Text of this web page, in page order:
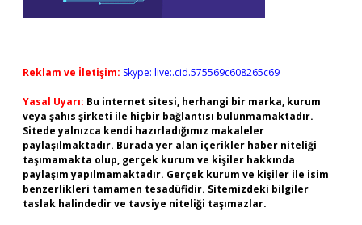
Reklam ve İletişim: Skype: live:.cid.575569c608265c69
Yasal Uyarı: Bu internet sitesi, herhangi bir marka, kurum
veya şahıs şirketi ile hiçbir bağlantısı bulunmamaktadır.
Sitede yalnızca kendi hazırladığımız makaleler
paylaşılmaktadır. Burada yer alan içerikler haber niteliği
taşımamakta olup, gerçek kurum ve kişiler hakkında
paylaşım yapılmamaktadır. Gerçek kurum ve kişiler ile isim
benzerlikleri tamamen tesadüfidir. Sitemizdeki bilgiler
taslak halindedir ve tavsiye niteliği taşımazlar.